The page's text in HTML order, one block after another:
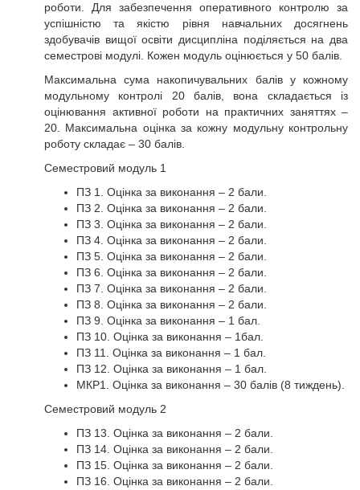
роботи. Для забезпечення оперативного контролю за
успішністю та якістю рівня навчальних досягнень
здобувачів вищої освіти дисципліна поділяється на два
семестрові модулі. Кожен модуль оцінюється у 50 балів.
Максимальна сума накопичувальних балів у кожному
модульному контролі 20 балів, вона складається із
оцінювання активної роботи на практичних заняттях –
20. Максимальна оцінка за кожну модульну контрольну
роботу складає – 30 балів.
Семестровий модуль 1
ПЗ 1. Оцінка за виконання – 2 бали.
ПЗ 2. Оцінка за виконання – 2 бали.
ПЗ 3. Оцінка за виконання – 2 бали.
ПЗ 4. Оцінка за виконання – 2 бали.
ПЗ 5. Оцінка за виконання – 2 бали.
ПЗ 6. Оцінка за виконання – 2 бали.
ПЗ 7. Оцінка за виконання – 2 бали.
ПЗ 8. Оцінка за виконання – 2 бали.
ПЗ 9. Оцінка за виконання – 1 бал.
ПЗ 10. Оцінка за виконання – 1бал.
ПЗ 11. Оцінка за виконання – 1 бал.
ПЗ 12. Оцінка за виконання – 1 бал.
МКР1. Оцінка за виконання – 30 балів (8 тиждень).
Семестровий модуль 2
ПЗ 13. Оцінка за виконання – 2 бали.
ПЗ 14. Оцінка за виконання – 2 бали.
ПЗ 15. Оцінка за виконання – 2 бали.
ПЗ 16. Оцінка за виконання – 2 бали.